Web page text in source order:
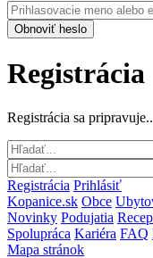
Registrácia
Registrácia sa
Registrácia Prihlásiť
Kopanice.sk Obce
Novinky Podujatia
Spolupráca Kariéra FAQ
Mapa stránok